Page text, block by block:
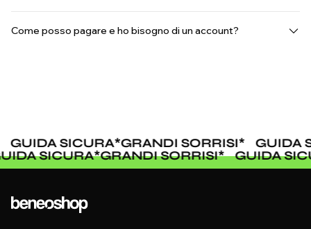
Come posso pagare e ho bisogno di un account?
SICURA*GRANDI SORRISI*
GUIDA
GUIDA SICURA*GRANDI SORRISI* GUIDA